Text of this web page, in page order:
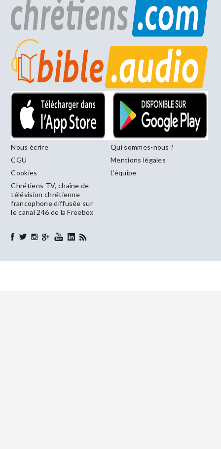
Nous écrire
Qui sommes-nous ?
CGU
Mentions légales
Cookies
L’équipe
Chrétiens TV, chaîne de
télévision chrétienne
francophone diffusée sur
le canal 246 de la Freebox